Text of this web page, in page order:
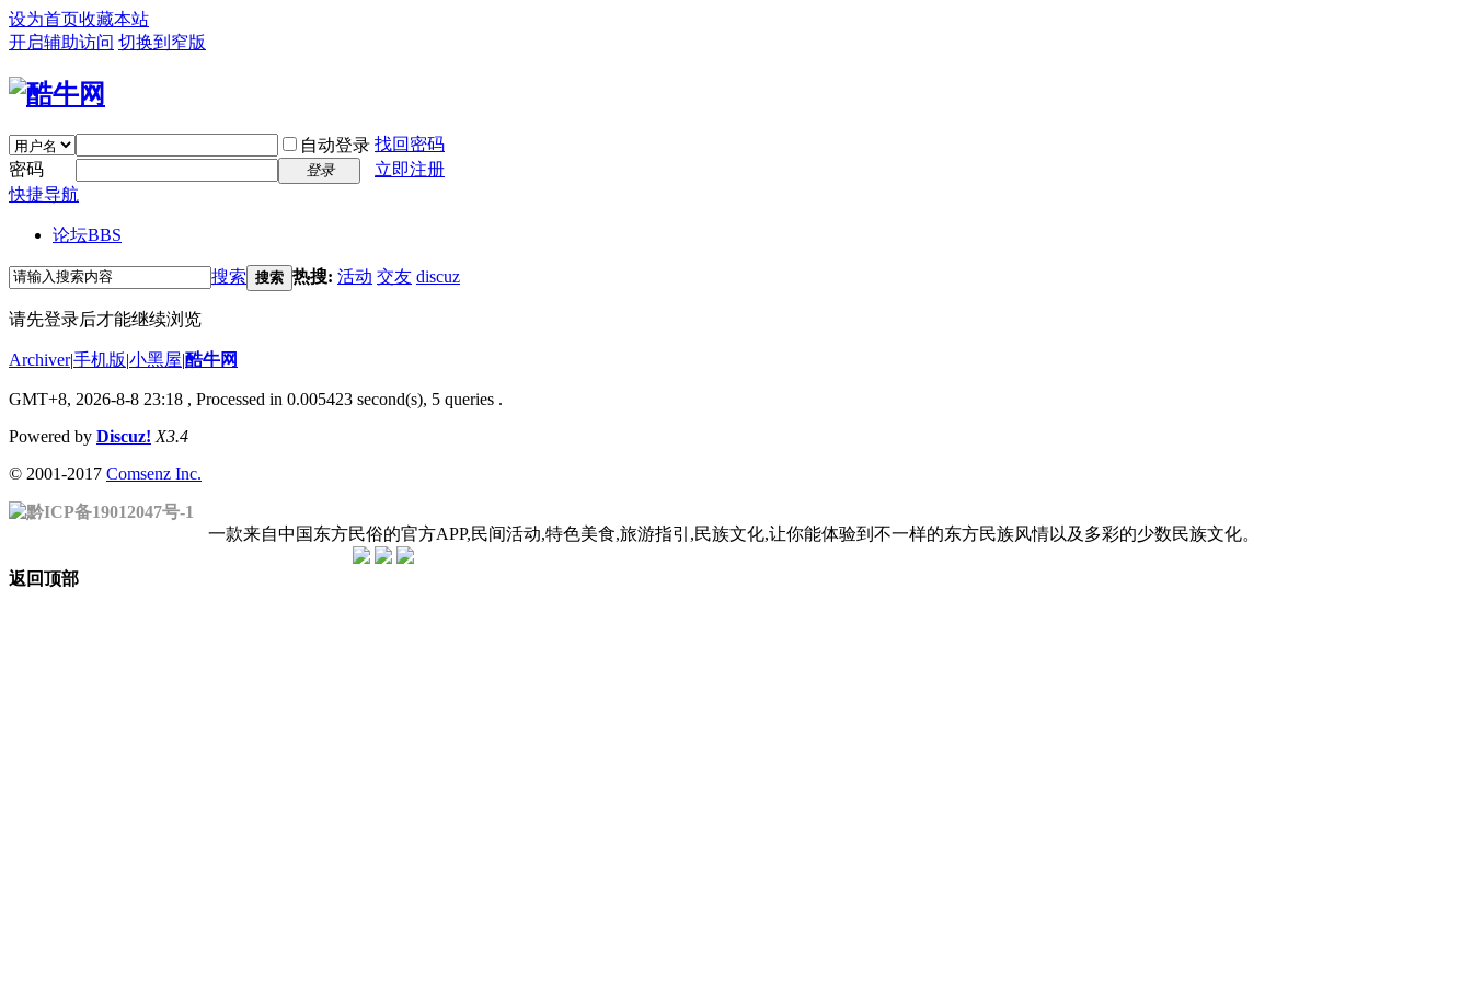
设为首页收藏本站
开启辅助访问 切换到窄版
自动登录 找回密码
密码
登录
立即注册
快捷导航
论坛BBS
搜索 搜索 热搜: 活动 交友 discuz
请先登录后才能继续浏览
Archiver|手机版|小黑屋|酷牛网
GMT+8, 2026-8-8 23:18 , Processed in 0.005423 second(s), 5 queries .
Powered by Discuz! X3.4
© 2001-2017 Comsenz Inc.
黔ICP备19012047号-1
一款来自中国东方民俗的官方APP,民间活动,特色美食,旅游指引,民族文化,让你能体验到不一样的东方民族风情以及多彩的少数民族文化。
返回顶部